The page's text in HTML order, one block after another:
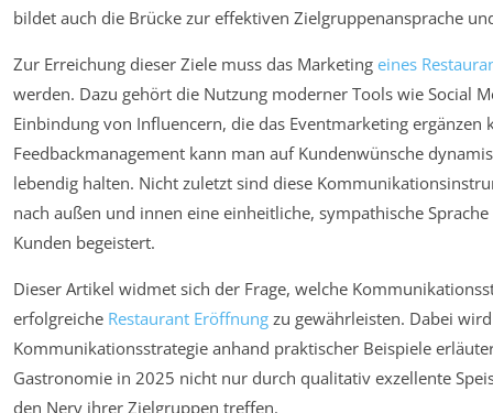
bildet auch die Brücke zur effektiven Zielgruppenansprache
Zur Erreichung dieser Ziele muss das Marketing eines
werden. Dazu gehört die Nutzung moderner Tools wie Social
Einbindung von Influencern, die das Eventmarketing ergänzen
Feedbackmanagement kann man auf Kundenwünsche
lebendig halten. Nicht zuletzt sind diese
nach außen und innen eine einheitliche, sympathische
Kunden begeistert.
Dieser Artikel widmet sich der Frage, welche
erfolgreiche Restaurant Eröffnung zu gewährleisten. Dabei
Kommunikationsstrategie anhand praktischer Beispiele
Gastronomie in 2025 nicht nur durch qualitativ exzellente
den Nerv ihrer Zielgruppen treffen.